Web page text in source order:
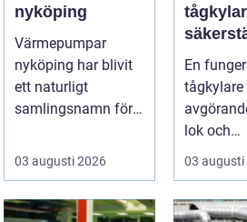
nyköping
Värmepumpar
nyköping har blivit
ett naturligt
samlingsnamn för
kombinera lägre
ene...
03 augusti 2026
tågkylare
och
En
tågkylare
lok och
kunna
pålitlig
03 augusti